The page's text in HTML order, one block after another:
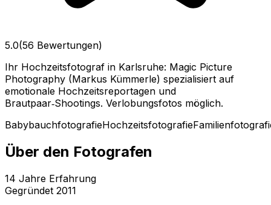
5.0(56 Bewertungen)
Ihr Hochzeitsfotograf in Karlsruhe: Magic Picture
Photography (Markus Kümmerle) spezialisiert auf
emotionale Hochzeitsreportagen und
Brautpaar‑Shootings. Verlobungsfotos möglich.
BabybauchfotografieHochzeitsfotografie
Über den Fotografen
14 Jahre Erfahrung
Gegründet 2011